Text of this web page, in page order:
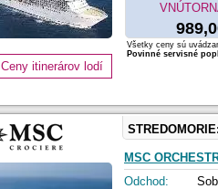
Ceny itinerárov lodí
Všetky ceny sú
Povinné servisné
STREDOMORIE:
MSC
Odchod: